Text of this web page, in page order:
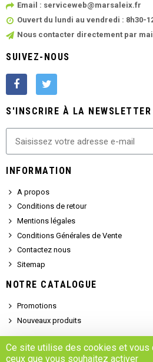
Email : serviceweb@marsaleix.fr
Ouvert du lundi au vendredi : 8h30-
Nous contacter directement par
SUIVEZ-NOUS
S'INSCRIRE À LA NEWSLETTER
INFORMATION
A propos
Conditions de retour
Mentions légales
Conditions Générales de Vente
Contactez nous
Sitemap
NOTRE CATALOGUE
Promotions
Nouveaux produits
Ce site utilise des cookies et vous
ceux que vous souhaitez activer